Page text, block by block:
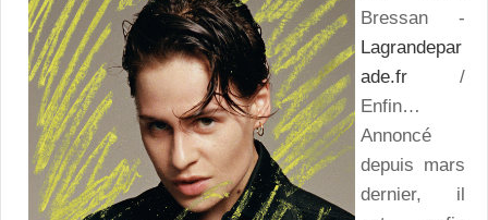
Bressan -
Lagrandepar
ade.fr /
Enfin…
Annoncé
depuis mars
dernier, il